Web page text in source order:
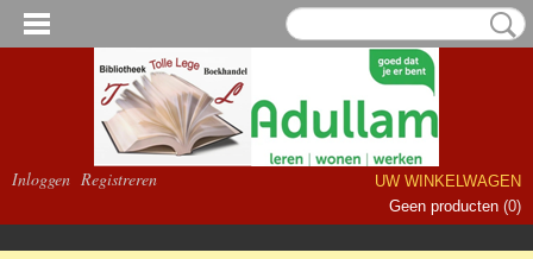
Inloggen Registreren
UW WINKELWAGEN
Geen producten (0)